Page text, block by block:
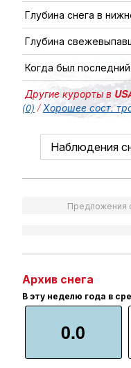
Глубина снега в
Глубина
Когда был
Другие курорты в
(0) /Хорошее сост.
Наблюдения
Предложения
Архив снега
В эту неделю года в
0.0